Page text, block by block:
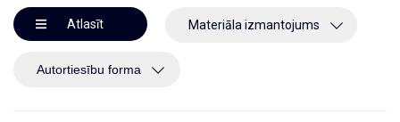
Atlasīt Materiāla izmantojums